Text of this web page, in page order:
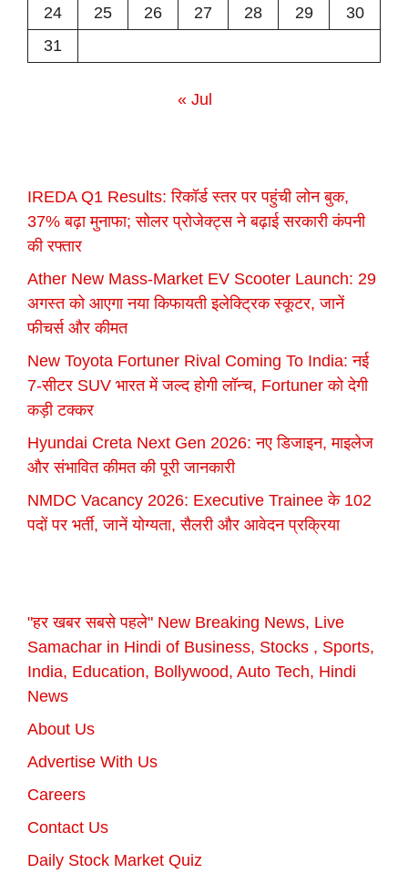
24
25 26 27 28 29
30
31
« Jul
IREDA Q1 Results: रिकॉर्ड स्तर पर पहुंची लोन बुक,
37% बढ़ा मुनाफा; सोलर प्रोजेक्ट्स ने बढ़ाई सरकारी कंपनी
की रफ्तार
Ather New Mass-Market EV Scooter Launch: 29
अगस्त को आएगा नया किफायती इलेक्ट्रिक स्कूटर, जानें
फीचर्स और कीमत
New Toyota Fortuner Rival Coming To India: नई
7-सीटर SUV भारत में जल्द होगी लॉन्च, Fortuner को देगी
कड़ी टक्कर
Hyundai Creta Next Gen 2026: नए डिजाइन, माइलेज
और संभावित कीमत की पूरी जानकारी
NMDC Vacancy 2026: Executive Trainee के 102
पदों पर भर्ती, जानें योग्यता, सैलरी और आवेदन प्रक्रिया
"हर खबर सबसे पहले" New Breaking News, Live
Samachar in Hindi of Business, Stocks , Sports,
India, Education, Bollywood, Auto Tech, Hindi
News
About Us
Advertise With Us
Careers
Contact Us
Daily Stock Market Quiz